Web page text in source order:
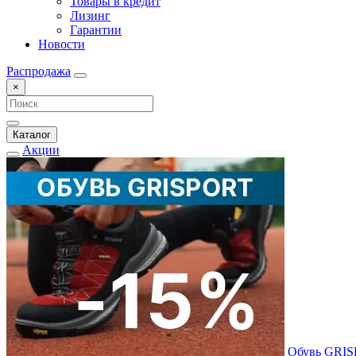
Лизинг
Гарантии
Новости
Распродажа
×
Каталог
Акции
Обувь